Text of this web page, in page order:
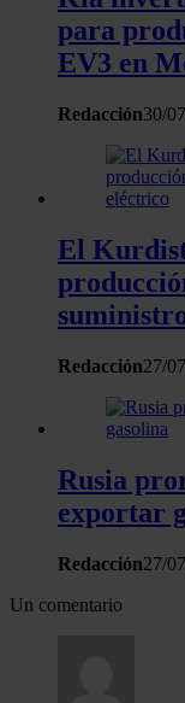
que les haya
partir del uso que
para
EV3 en
Redacción30/
El
Redacción27/
Rusia
exportar
Redacción27/
Un comentario